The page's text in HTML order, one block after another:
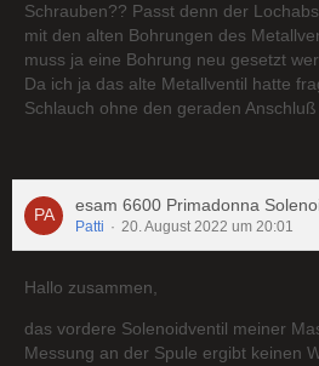
Schrauben?? Passt denn der
mit den alten Bohrungen des
muss ja eine Bohrung neu gesetzt
Da ich ja das alte Metallventil hatte
Schlauch ohne den geraden
esam 6600 Primadonna
Patti 20. August 2022 um 20:01
Hallo zusammen,
das vordere Solenoidventil meiner
Messung an der Spule ergibt keinen